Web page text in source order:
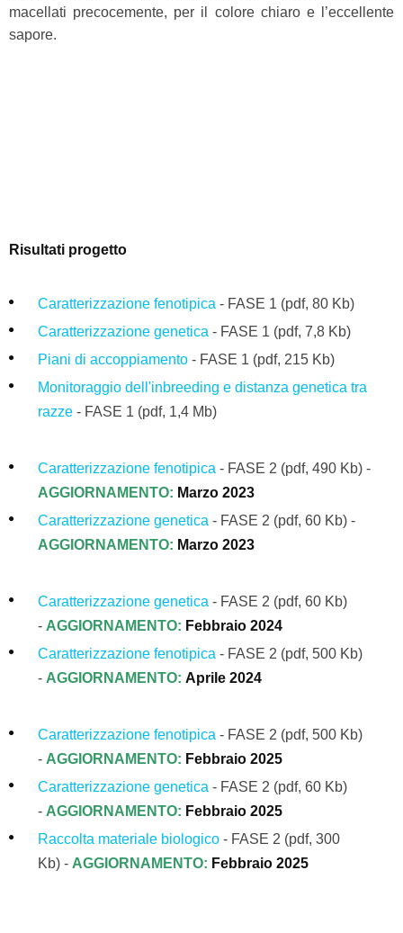
macellati precocemente, per il colore chiaro e l’eccellente
sapore.
Risultati progetto
Caratterizzazione fenotipica - FASE 1 (pdf, 80 Kb)
Caratterizzazione genetica - FASE 1 (pdf, 7,8 Kb)
Piani di accoppiamento - FASE 1 (pdf, 215 Kb)
Monitoraggio dell'inbreeding e distanza genetica tra
razze - FASE 1 (pdf, 1,4 Mb)
Caratterizzazione fenotipica - FASE 2 (pdf, 490 Kb) -
AGGIORNAMENTO: Marzo 2023
Caratterizzazione genetica - FASE 2 (pdf, 60 Kb) -
AGGIORNAMENTO: Marzo 2023
Caratterizzazione genetica - FASE 2 (pdf, 60 Kb)
- AGGIORNAMENTO: Febbraio 2024
Caratterizzazione fenotipica - FASE 2 (pdf, 500 Kb)
- AGGIORNAMENTO: Aprile 2024
Caratterizzazione fenotipica - FASE 2 (pdf, 500 Kb)
- AGGIORNAMENTO: Febbraio 2025
Caratterizzazione genetica - FASE 2 (pdf, 60 Kb)
- AGGIORNAMENTO: Febbraio 2025
Raccolta materiale biologico - FASE 2 (pdf, 300
Kb) - AGGIORNAMENTO: Febbraio 2025